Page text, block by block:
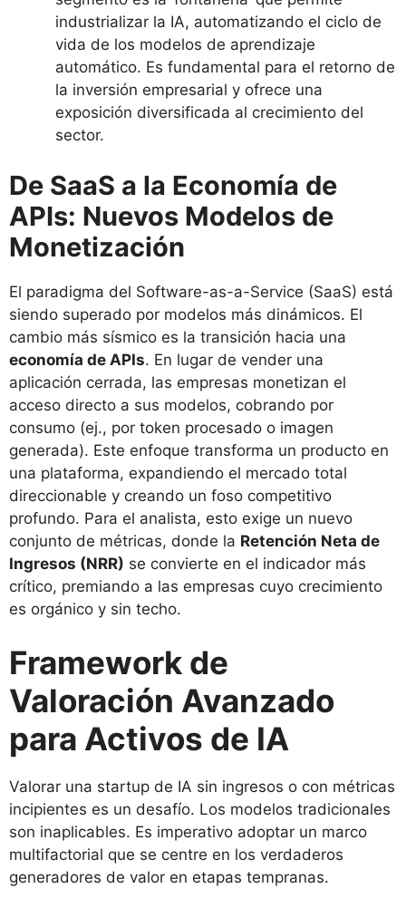
industrializar la IA, automatizando el ciclo de
vida de los modelos de aprendizaje
automático. Es fundamental para el retorno de
la inversión empresarial y ofrece una
exposición diversificada al crecimiento del
sector.
De SaaS a la Economía de
APIs: Nuevos Modelos de
Monetización
El paradigma del Software-as-a-Service (SaaS) está
siendo superado por modelos más dinámicos. El
cambio más sísmico es la transición hacia una
economía de APIs. En lugar de vender una
aplicación cerrada, las empresas monetizan el
acceso directo a sus modelos, cobrando por
consumo (ej., por token procesado o imagen
generada). Este enfoque transforma un producto en
una plataforma, expandiendo el mercado total
direccionable y creando un foso competitivo
profundo. Para el analista, esto exige un nuevo
conjunto de métricas, donde la Retención Neta de
Ingresos (NRR) se convierte en el indicador más
crítico, premiando a las empresas cuyo crecimiento
es orgánico y sin techo.
Framework de
Valoración Avanzado
para Activos de IA
Valorar una startup de IA sin ingresos o con métricas
incipientes es un desafío. Los modelos tradicionales
son inaplicables. Es imperativo adoptar un marco
multifactorial que se centre en los verdaderos
generadores de valor en etapas tempranas.